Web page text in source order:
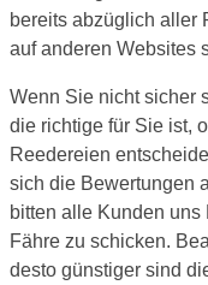
bereits abzüglich aller
auf anderen Websites
Wenn Sie nicht sicher
die richtige für Sie ist,
Reedereien
sich die Bewertungen
bitten alle Kunden
Fähre zu schicken.
desto günstiger sind